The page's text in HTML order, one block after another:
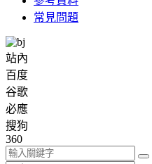
常見問題
站內
百度
谷歌
必應
搜狗
360